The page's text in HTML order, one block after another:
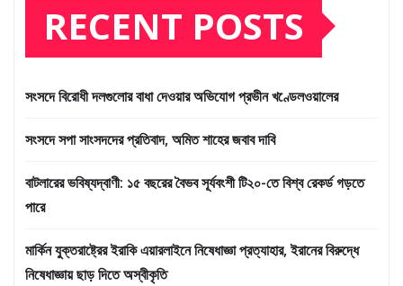
RECENT POSTS
সংসদে বিরোধী দলগুলোর বাধা দেওয়ার অভিযোগ প্রভীন খণ্ডেলওয়ালের
সংসদে সপা সাংসদদের প্রতিবাদ, অমিত শাহের জবাব দাবি
বাটলারের ভবিষ্যদ্বাণী: ১৫ বছরের বৈভব সূর্যবংশী টি২০-তে বিশ্ব রেকর্ড গড়তে
পারে
মার্কিন যুক্তরাষ্ট্রের ইরাকি এয়ারলাইনে নিষেধাজ্ঞা প্রত্যাহার, ইরানের বিরুদ্ধে
নিষেধাজ্ঞায় ছাড় দিতে অস্বীকৃতি